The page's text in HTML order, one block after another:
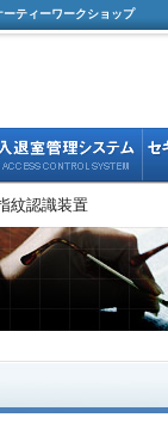
ティーワークショップ
紋認識装置